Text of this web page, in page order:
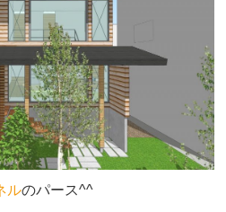
ルのパース^^